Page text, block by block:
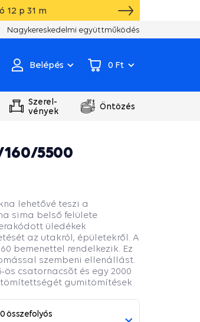
ó 12 p 30 m
Saját raktár, gyártás, szivattyú szervizközpont
Nagykereskedelmi együttműködés
Belépés 0 Ft
Szerel-
vények
Öntözés
160/5500
lehetővé teszi a
sima belső felülete
üledékek
az utakról, épületekről. A
bemenettel rendelkezik. Ez
szembeni ellenállást.
csatornacsõt és egy 2000
gumitömítések
összefolyós